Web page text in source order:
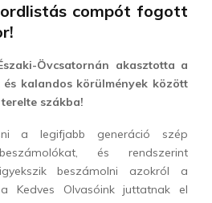
compót fogott
Övcsatornán akasztotta a
kalandos körülmények között
szákba!
a legifjabb generáció szép
és rendszerint
beszámolni azokról a
Kedves Olvasóink juttatnak el